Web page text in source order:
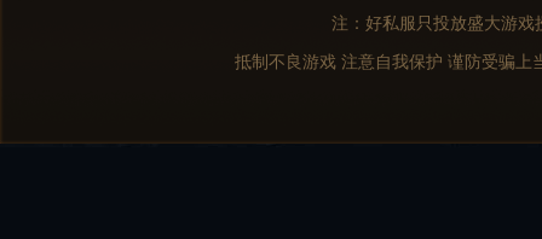
注：好私服只投放盛大游
抵制不良游戏 注意自我保护 谨防受骗